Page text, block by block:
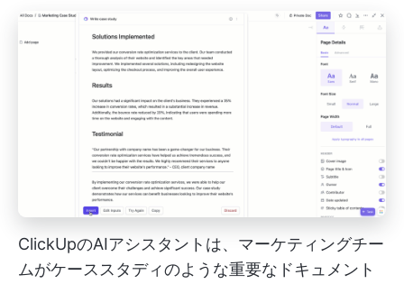
ClickUpのAIアシスタントは、マーケティングチー
ムがケーススタディのような重要なドキュメント